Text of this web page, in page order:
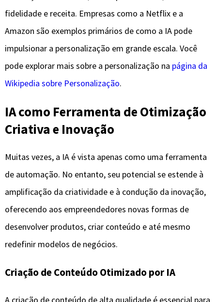
fidelidade e receita. Empresas como a Netflix e a
Amazon são exemplos primários de como a IA pode
impulsionar a personalização em grande escala. Você
pode explorar mais sobre a personalização na página da
Wikipedia sobre Personalização.
IA como Ferramenta de Otimização
Criativa e Inovação
Muitas vezes, a IA é vista apenas como uma ferramenta
de automação. No entanto, seu potencial se estende à
amplificação da criatividade e à condução da inovação,
oferecendo aos empreendedores novas formas de
desenvolver produtos, criar conteúdo e até mesmo
redefinir modelos de negócios.
Criação de Conteúdo Otimizado por IA
A criação de conteúdo de alta qualidade é essencial para